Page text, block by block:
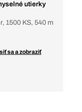
utierky
1500 KS, 540 m
sa a zobraziť